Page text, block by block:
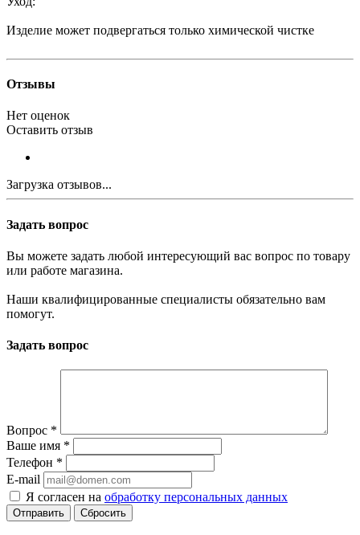
Изделие может подвергаться только химической чистке
Отзывы
Нет оценок
Оставить отзыв
Загрузка отзывов...
Задать вопрос
Вы можете задать любой интересующий вас вопрос по товару
или работе магазина.
Наши квалифицированные специалисты обязательно вам
помогут.
Задать вопрос
Вопрос *
Ваше имя *
Телефон *
E-mail
Я согласен на обработку персональных данных
Сбросить